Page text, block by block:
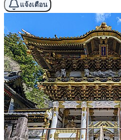
แจ้งเตือน